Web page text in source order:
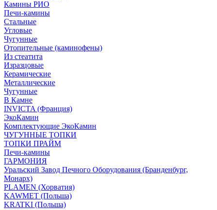
Камины РИО
Печи-камины
Стальные
Угловые
Чугунные
Отопительные (каминофены)
Из стеатита
Изразцовые
Керамические
Металлические
Чугунные
В Камне
INVICTA (Франция)
ЭкоКамин
Комплектующие ЭкоКамин
ЧУГУННЫЕ ТОПКИ
ТОПКИ ПРАЙМ
Печи-камины
ГАРМОНИЯ
Уральский Завод Печного Оборудования (Бранденбург,
Монарх)
PLAMEN (Хорватия)
KAWMET (Польша)
KRATKI (Польша)